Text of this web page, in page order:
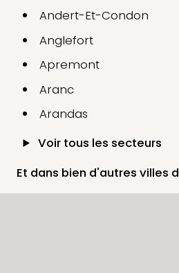
Andert-Et-Condon
Anglefort
Apremont
Aranc
Arandas
Voir tous les secteurs
Et dans bien d'autres villes